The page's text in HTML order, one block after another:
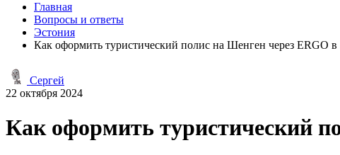
Главная
Вопросы и ответы
Эстония
Как оформить туристический полис на Шенген через ERGO
Сергей
22 октября 2024
Как оформить туристический